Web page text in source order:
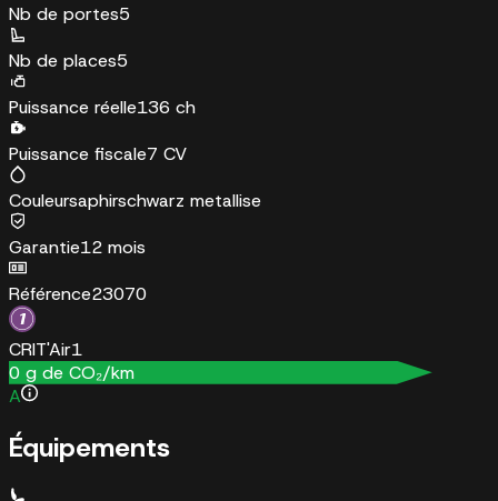
Nb de portes5
Nb de places5
Puissance réelle136 ch
Puissance fiscale7 CV
Couleursaphirschwarz metallise
Garantie12 mois
Référence23070
CRIT'Air1
0 g de CO₂/km
A
Équipements